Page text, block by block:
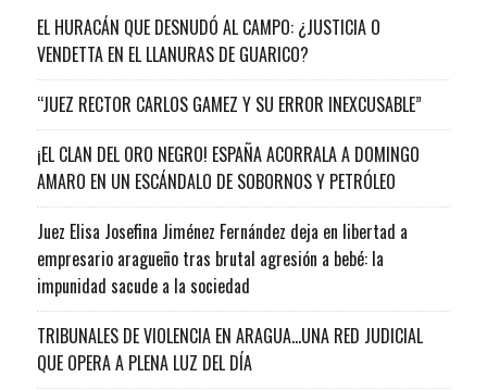
EL HURACÁN QUE DESNUDÓ AL CAMPO: ¿JUSTICIA O
VENDETTA EN EL LLANURAS DE GUARICO?
“JUEZ RECTOR CARLOS GAMEZ Y SU ERROR INEXCUSABLE”
¡EL CLAN DEL ORO NEGRO! ESPAÑA ACORRALA A DOMINGO
AMARO EN UN ESCÁNDALO DE SOBORNOS Y PETRÓLEO
Juez Elisa Josefina Jiménez Fernández deja en libertad a
empresario aragueño tras brutal agresión a bebé: la
impunidad sacude a la sociedad
TRIBUNALES DE VIOLENCIA EN ARAGUA…UNA RED JUDICIAL
QUE OPERA A PLENA LUZ DEL DÍA